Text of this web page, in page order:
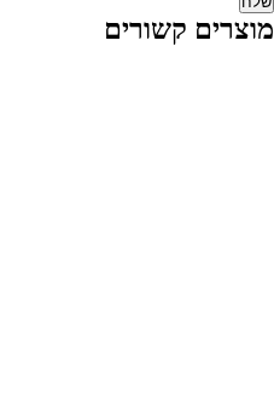
מוצרים קשורים